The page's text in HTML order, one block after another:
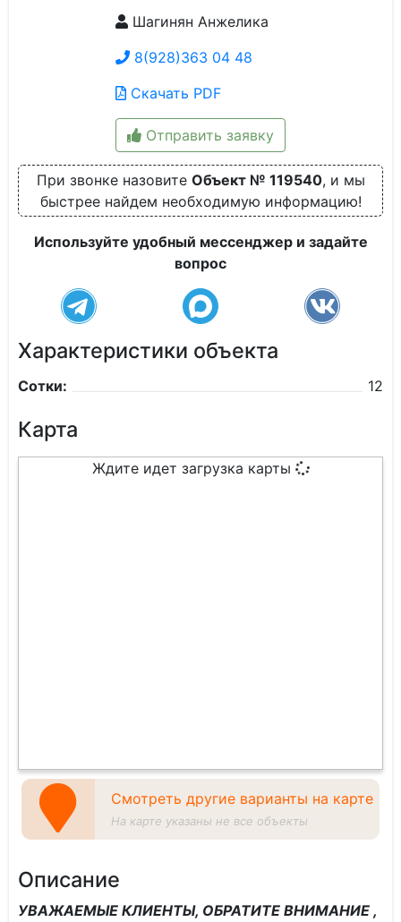
Шагинян Анжелика
8(928)363 04 48
Скачать PDF
Отправить заявку
При звонке назовите Объект № 119540, и мы
быстрее найдем необходимую информацию!
Используйте удобный мессенджер и задайте
вопрос
Характеристики объекта
Сотки: 12
Карта
Ждите идет загрузка карты
Смотреть другие варианты на карте
На карте указаны не все объекты
Описание
УВАЖАЕМЫЕ КЛИЕНТЫ, ОБРАТИТЕ ВНИМАНИЕ ,